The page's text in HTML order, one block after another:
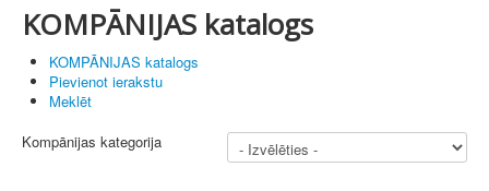
KOMPĀNIJAS katalogs
KOMPĀNIJAS katalogs
Pievienot ierakstu
Meklēt
Kompānijas kategorija